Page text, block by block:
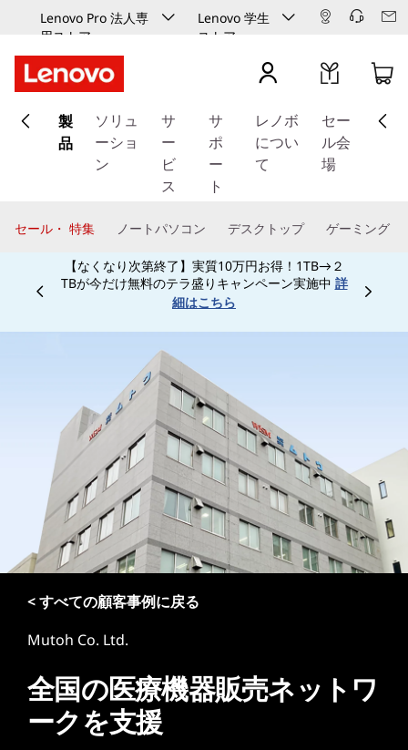
Lenovo Pro 法人専
用ストア
Lenovo 学生
ストア
イ
ン
ッ
製
品
ソリュ
ーショ
ン
サ
ー
ビ
ス
サ
ポ
ー
ト
レノボ
につい
て
セー
ル会
場
セール・ 特集 ノートパソコン デスクトップ ゲーミング
学生、保護者、教職員、予備校生なら特別割引で
ご購入頂けます！学生向け学生ストアは こちら
Currently displaying item 4 of
< すべての顧客事例に戻る
Mutoh Co. Ltd.
全国の医療機器販売ネットワ
ークを支援